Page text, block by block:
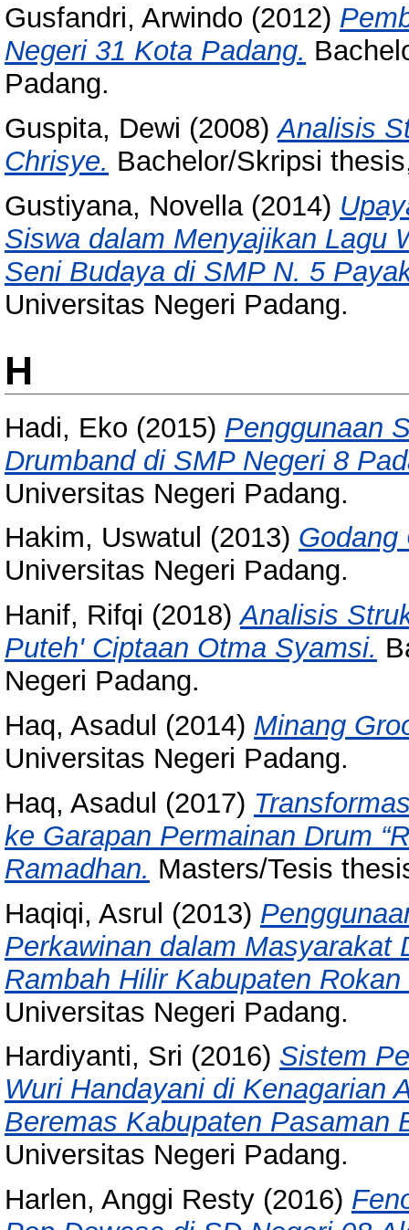
Gusfandri, Arwindo (2012)
Negeri 31 Kota Padang.
Padang.
Guspita, Dewi (2008)Analisis
Chrisye. Bachelor/Skripsi
Gustiyana, Novella(2014)
Siswa dalam Menyajikan Lagu
Seni Budaya di SMP N. 5
Universitas Negeri Padang.
H
Hadi, Eko (2015) Penggunaan
Drumband di SMP Negeri 8
Universitas Negeri Padang.
Hakim, Uswatul (2013) Godang
Universitas Negeri Padang.
Hanif, Rifqi (2018)Analisis
Puteh' Ciptaan Otma Syamsi.
Negeri Padang.
Haq, Asadul (2014) Minang
Universitas Negeri Padang.
Haq, Asadul (2017)
ke Garapan Permainan Drum
Ramadhan. Masters/Tesis
Haqiqi, Asrul (2013)
Perkawinan dalam Masyarakat
Rambah Hilir Kabupaten Rokan
Universitas Negeri Padang.
Hardiyanti, Sri (2016) Sistem
Wuri Handayani di Kenagarian
Beremas Kabupaten Pasaman
Universitas Negeri Padang.
Harlen, Anggi Resty (2016)